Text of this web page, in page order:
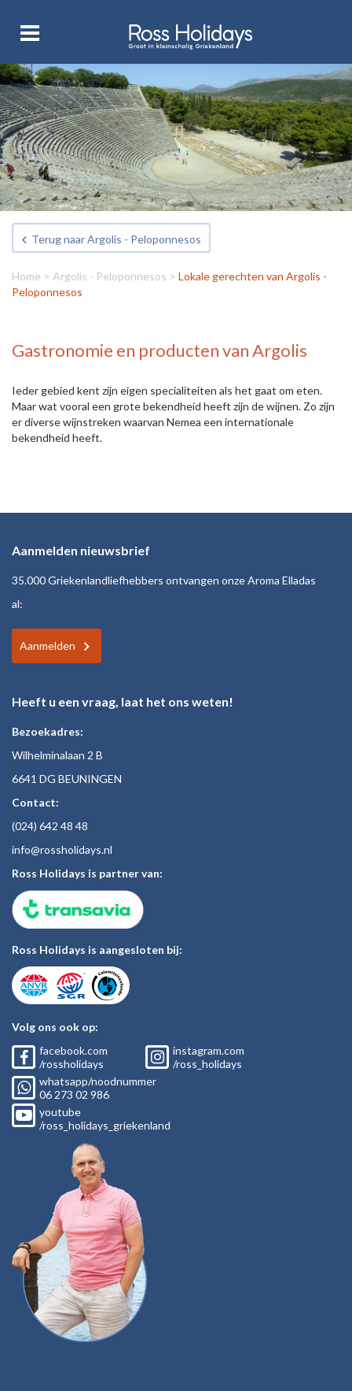
Terug naar Argolis - Peloponnesos
Home > Argolis - Peloponnesos > Lokale gerechten van Argolis -
Peloponnesos
Gastronomie en producten van Argolis
Ieder gebied kent zijn eigen specialiteiten als het gaat om eten.
Maar wat vooral een grote bekendheid heeft zijn de wijnen. Zo zijn
er diverse wijnstreken waarvan Nemea een internationale
bekendheid heeft.
Aanmelden nieuwsbrief
35.000 Griekenlandliefhebbers ontvangen onze Aroma Elladas
al:
Aanmelden
Heeft u een vraag, laat het ons weten!
Bezoekadres:
Wilhelminalaan 2 B
6641 DG BEUNINGEN
Contact:
(024) 642 48 48
info@rossholidays.nl
Ross Holidays is partner van:
Ross Holidays is aangesloten bij:
Volg ons ook op:
facebook.com
/rossholidays
instagram.com
/ross_holidays
whatsapp/noodnummer
06 273 02 986
youtube
/ross_holidays_griekenland